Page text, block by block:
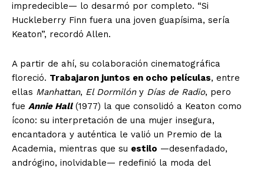
impredecible— lo desarmó por completo. “Si
Huckleberry Finn fuera una joven guapísima, sería
Keaton”, recordó Allen.
A partir de ahí, su colaboración cinematográfica
floreció. Trabajaron juntos en ocho películas, entre
ellas Manhattan, El Dormilóny Días de Radio, pero
fue Annie Hall(1977) la que consolidó a Keaton como
ícono: su interpretación de una mujer insegura,
encantadora y auténtica le valió un Premio de la
Academia, mientras que su estilo —desenfadado,
andrógino, inolvidable— redefinió la moda del